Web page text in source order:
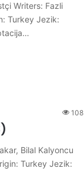
Writers: Fazli
Turkey Jezik:
108
Bilal Kalyoncu
Turkey Jezik: